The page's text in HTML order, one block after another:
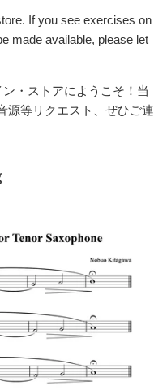
If you see exercises on
made available, please let
・ストアにようこそ！当
源等リクエスト、ぜひご連